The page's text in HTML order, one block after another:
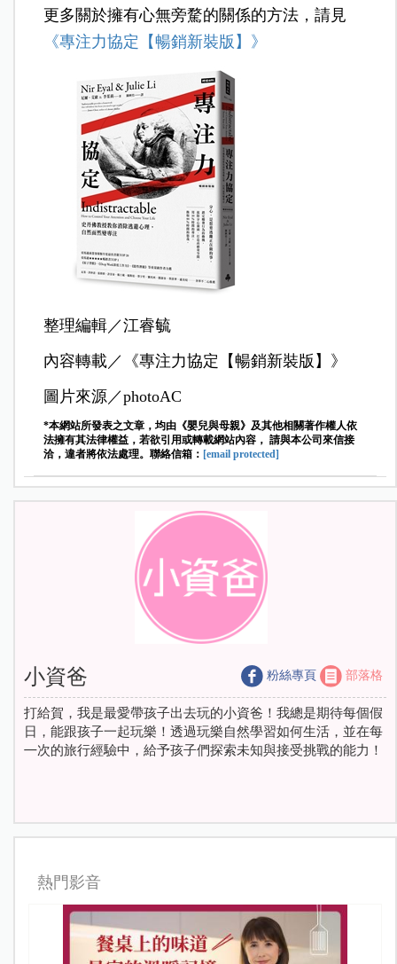
更多關於擁有心無旁騖的關係的方法，請見
《專注力協定【暢銷新裝版】》
整理編輯／江睿毓
內容轉載／《專注力協定【暢銷新裝版】》
圖片來源／photoAC
*本網站所發表之文章，均由《嬰兒與母親》及其他相關著作權人依
法擁有其法律權益，若欲引用或轉載網站內容， 請與本公司來信接
洽，違者將依法處理。聯絡信箱： [email protected]
小資爸 粉絲專頁 部落格
打給賀，我是最愛帶孩子出去玩的小資爸！我總是期待每個假
日，能跟孩子一起玩樂！透過玩樂自然學習如何生活，並在每
㇐次的旅行經驗中，給予孩子們探索未知與接受挑戰的能力！
熱門影音